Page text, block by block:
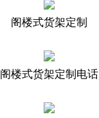
阁楼式货架定制
阁楼式货架定制电话